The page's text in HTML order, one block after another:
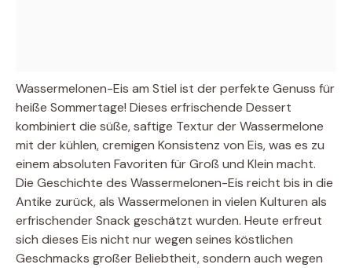
Wassermelonen-Eis am Stiel ist der perfekte Genuss für
heiße Sommertage! Dieses erfrischende Dessert
kombiniert die süße, saftige Textur der Wassermelone
mit der kühlen, cremigen Konsistenz von Eis, was es zu
einem absoluten Favoriten für Groß und Klein macht.
Die Geschichte des Wassermelonen-Eis reicht bis in die
Antike zurück, als Wassermelonen in vielen Kulturen als
erfrischender Snack geschätzt wurden. Heute erfreut
sich dieses Eis nicht nur wegen seines köstlichen
Geschmacks großer Beliebtheit, sondern auch wegen